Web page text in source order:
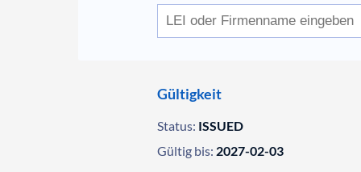
Gültigkeit
Status: ISSUED
Gültig bis: 2027-02-03